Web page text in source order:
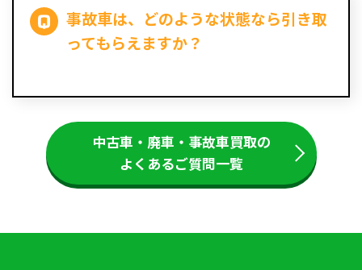
事故車は、どのような状態なら引き取
ってもらえますか？
中古車・廃車・事故車買取の
よくあるご質問一覧